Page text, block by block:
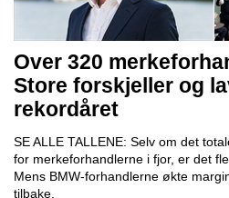
Over 320
Store forskjeller og
rekordåret
SE ALLE TALLENE: Selv om det
for merkeforhandlerne i fjor, er det
Mens BMW-forhandlerne økte
tilbake.